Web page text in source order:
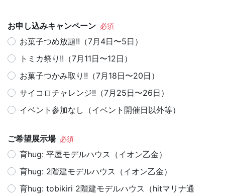
お申し込みキャンペーン
お菓子つめ放題!!（7月4日〜5日）
トミカ祭り!!（7月11日〜12日）
お菓子つかみ取り!!（7月18日〜20日）
サイコロチャレンジ!!（7月25日〜26日）
イベント参加なし（イベント開催日以外等）
ご希望展示場
育hug: 平屋モデルハウス（イオン乙金）
育hug: 2階建モデルハウス（イオン乙金）
育hug: tobikiri 2階建モデルハウス（hitマリナ通